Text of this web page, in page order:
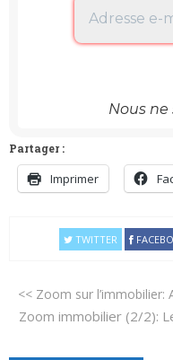
Nous
Partager :
Imprimer
TWITTER
<< Zoom sur
Zoom immobilier (2/2):